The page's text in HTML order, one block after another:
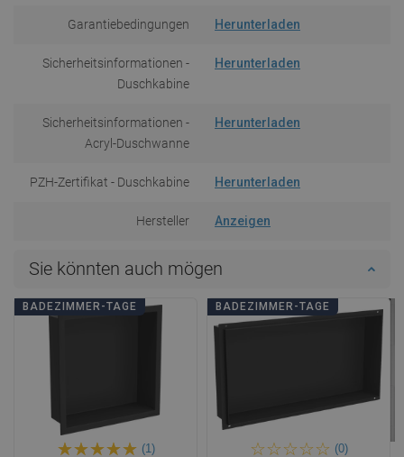
Garantiebedingungen Herunterladen
Sicherheitsinformationen -
Duschkabine
Herunterladen
Sicherheitsinformationen -
Acryl-Duschwanne
Herunterladen
PZH-Zertifikat - Duschkabine Herunterladen
Hersteller Anzeigen
Sie könnten auch mögen
BADEZIMMER-TAGE
(1)
BADEZIMMER-TAGE
(0)